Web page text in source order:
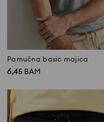
Pamučna basic majica
6,45 BAM